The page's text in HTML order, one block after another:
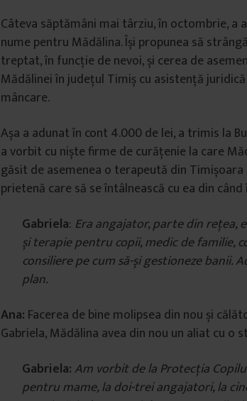
Câteva săptămâni mai târziu, în octombrie, a
nume pentru Mădălina. Își propunea să
treptat, în funcție de nevoi, și cerea de
Mădălinei în județul Timiș cu asistență
mâncare.
Așa a adunat în cont 4.000 de lei, a trimis la
a vorbit cu niște firme de curățenie la care
găsit de asemenea o terapeută din
prietenă care să se întâlnească cu ea din
Gabriela: Era angajator, parte din
și terapie pentru copii, medic de familie,
consiliere pe cum să-și gestioneze banii.
plan.
Ana: Facerea de bine molipsea din nou și
Gabriela, Mădălina avea din nou un aliat cu o
Gabriela:Am vorbit de la Protecția
pentru mame, la doi-trei angajatori, la